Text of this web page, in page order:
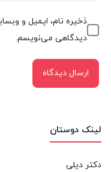
لینک دوستان
دکتر دیلی
ذخیره نام، ایمیل و
دیدگاهی می‌نویسم.